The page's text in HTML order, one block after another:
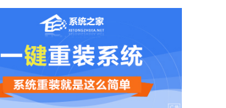
拳皇98无限币免费下载 V1.3.1
拳皇97金手指版 V2.8.1